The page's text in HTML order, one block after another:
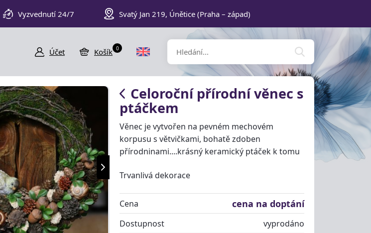
Vyzvednutí 24/7 Svatý Jan 219, Únětice (Praha – západ)
Účet Košík 0
Celoroční přírodní věnec s
ptáčkem
Věnec je vytvořen na pevném mechovém
korpusu s větvičkami, bohatě zdoben
přírodninami....krásný keramický ptáček k tomu
Trvanlivá dekorace
Cena cena na doptání
Dostupnost
vyprodáno